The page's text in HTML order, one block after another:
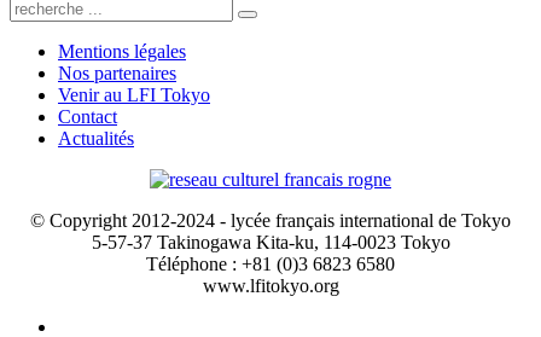
Mentions légales
Nos partenaires
Venir au LFI Tokyo
Contact
Actualités
© Copyright 2012-2024 - lycée français international de Tokyo
5-57-37 Takinogawa Kita-ku, 114-0023 Tokyo
Téléphone : +81 (0)3 6823 6580
www.lfitokyo.org